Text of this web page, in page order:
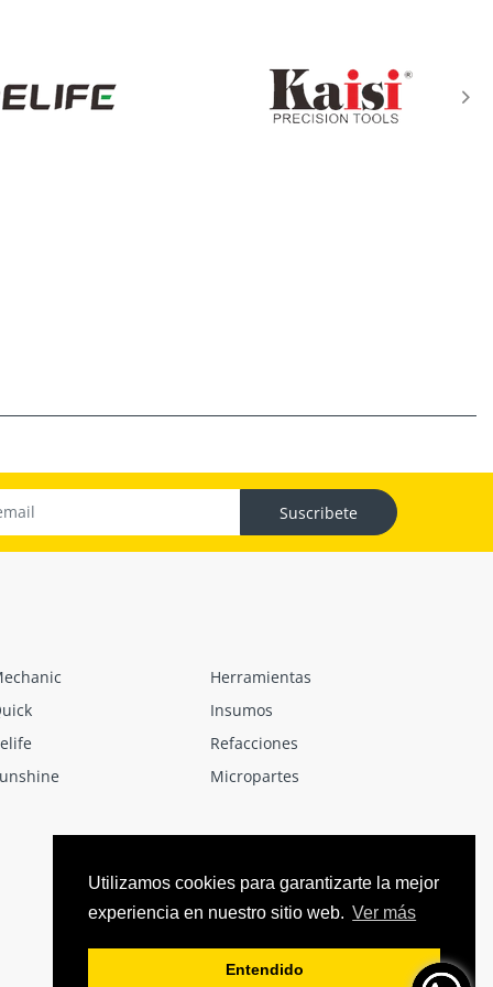
Utilizamos cookies para garantizarte la mejor
experiencia en nuestro sitio web. Ver más
Entendido
Suscribete
Herramientas
Insumos
Refacciones
Micropartes